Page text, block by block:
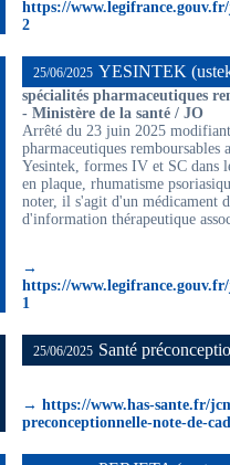
https://
2
25/06/2025 YESINTEK
spécialités pharmaceutiques
- Ministère de la santé / JO
Arrêté du 23 juin 2025
pharmaceutiques remboursables
Yesintek, formes IV et SC dans
en plaque, rhumatisme
noter, il s'agit d'un médicament
d'information thérapeutique
→
https://
1
25/06/2025 Santé
→ https://www.has-sante.fr/
preconceptionnelle-note-de-